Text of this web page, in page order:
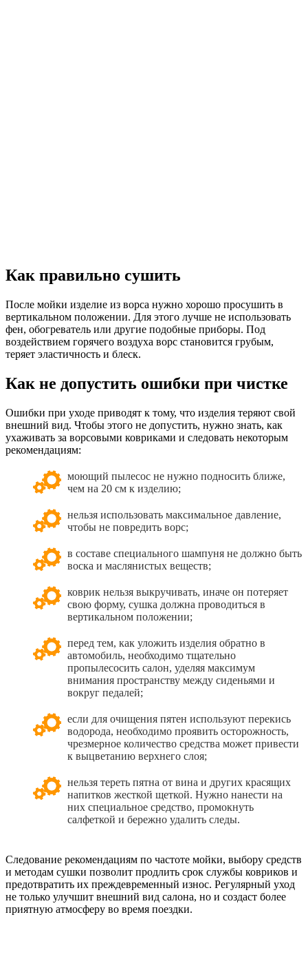
Как правильно сушить
После мойки изделие из ворса нужно хорошо просушить в
вертикальном положении. Для этого лучше не использовать
фен, обогреватель или другие подобные приборы. Под
воздействием горячего воздуха ворс становится грубым,
теряет эластичность и блеск.
Как не допустить ошибки при чистке
Ошибки при уходе приводят к тому, что изделия теряют свой
внешний вид. Чтобы этого не допустить, нужно знать, как
ухаживать за ворсовыми ковриками и следовать некоторым
рекомендациям:
моющий пылесос не нужно подносить ближе,
чем на 20 см к изделию;
нельзя использовать максимальное давление,
чтобы не повредить ворс;
в составе специального шампуня не должно быть
воска и маслянистых веществ;
коврик нельзя выкручивать, иначе он потеряет
свою форму, сушка должна проводиться в
вертикальном положении;
перед тем, как уложить изделия обратно в
автомобиль, необходимо тщательно
пропылесосить салон, уделяя максимум
внимания пространству между сиденьями и
вокруг педалей;
если для очищения пятен используют перекись
водорода, необходимо проявить осторожность,
чрезмерное количество средства может привести
к выцветанию верхнего слоя;
нельзя тереть пятна от вина и других красящих
напитков жесткой щеткой. Нужно нанести на
них специальное средство, промокнуть
салфеткой и бережно удалить следы.
Следование рекомендациям по частоте мойки, выбору средств
и методам сушки позволит продлить срок службы ковриков и
предотвратить их преждевременный износ. Регулярный уход
не только улучшит внешний вид салона, но и создаст более
приятную атмосферу во время поездки.